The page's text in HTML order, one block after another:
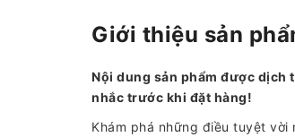
Giới thiệu sản
Nội dung sản phẩm được dịch
nhắc trước khi đặt hàng!
Khám phá những điều tuyệt